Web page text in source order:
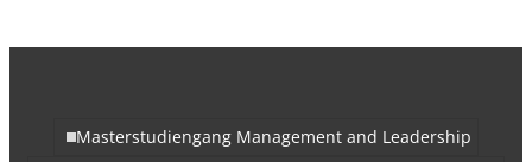
Masterstudiengang Management and Leadership